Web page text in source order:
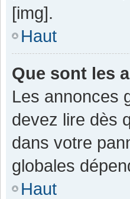
[img].
Haut
Que sont les
Les annonces
devez lire dès
dans votre
globales
Haut